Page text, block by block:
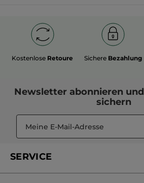
Kostenlose Retoure Sichere Bezahlung
Newsletter abonnieren und
sichern
SERVICE